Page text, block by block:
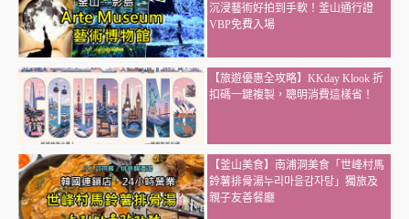
沉浸藝術好拍到手軟！釜山通行證
VBP免費入場
【旅遊優惠全攻略】KKday Klook 折
扣碼一鍵複製，聰明消費這樣省！
【釜山美食】南浦洞美食「世峰村馬
鈴薯排骨湯누리마을감자탕」獨旅及
親子友善餐廳